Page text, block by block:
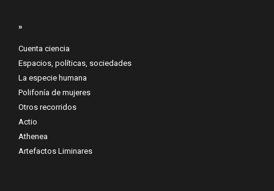
»
Cuenta ciencia
Espacios, políticas, sociedades
La especie humana
Polifonía de mujeres
Otros recorridos
Actio
Athenea
Artefactos Liminares